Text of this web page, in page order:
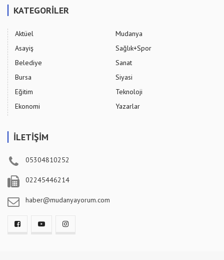
KATEGORİLER
Aktüel
Asayiş
Belediye
Bursa
Eğitim
Ekonomi
Mudanya
Sağlık+Spor
Sanat
Siyasi
Teknoloji
Yazarlar
İLETİŞİM
05304810252
02245446214
haber@mudanyayorum.com